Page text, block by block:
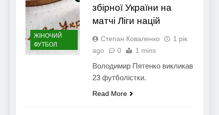
ЖІНОЧИЙ
ФУТБОЛ
збірної України на
матчі Ліги націй
Степан Коваленко
1 рік
ago
0 1 mins
Володимир Пятенко викликав
23 футболістки.
Read More